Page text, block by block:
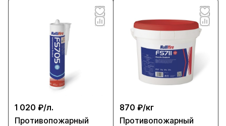
1 020 ₽/л.
Противопожарный
870 ₽/кг
Противопожарный